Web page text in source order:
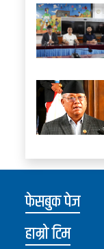
फेसबुक पेज
हाम्रो टिम